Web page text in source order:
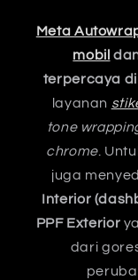
Meta
mobil
terpercaya di
layanan
tone
chrome.
juga
Interior
PPF Exterior
dari